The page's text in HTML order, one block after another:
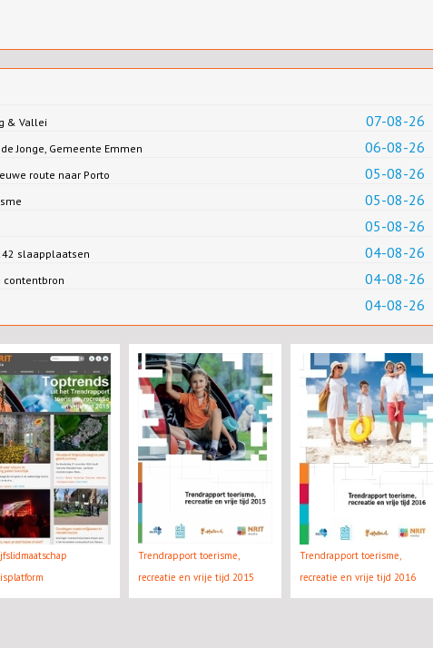
07-08-26
& Vallei
06-08-26
Jonge, Gemeente Emmen
05-08-26
route naar Porto
05-08-26
05-08-26
04-08-26
slaapplaatsen
04-08-26
contentbron
04-08-26
Trendrapport toerisme,
recreatie en vrije tijd 2015
Trendrapport toerisme,
recreatie en vrije tijd 2016